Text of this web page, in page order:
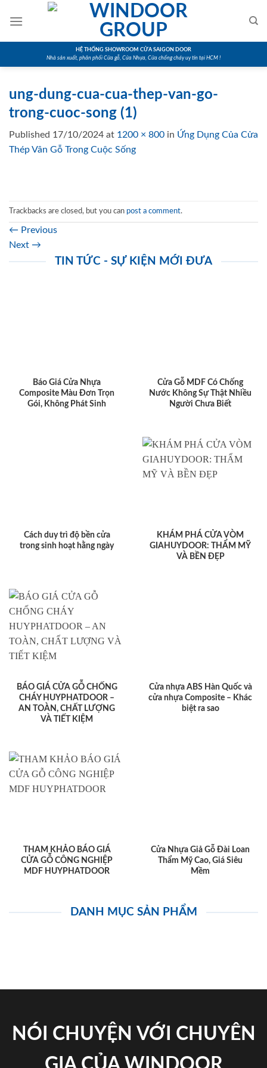
HỆ THỐNG SHOWROOM CỬA SAIGON DOOR
Nhà sản xuất, phân phối Cửa gỗ, Cửa Nhựa, Cửa chống cháy uy tín tại HCM !
ung-dung-cua-cua-thep-van-go-
trong-cuoc-song (1)
Published 17/10/2024 at 1200 × 800 in Ứng Dụng Của Cửa
Thép Vân Gỗ Trong Cuộc Sống
Trackbacks are closed, but you can post a comment.
← Previous
Next →
TIN TỨC - SỰ KIỆN MỚI ĐƯA
Báo Giá Cửa Nhựa
Composite Màu Đơn Trọn
Gói, Không Phát Sinh
Cửa Gỗ MDF Có Chống
Nước Không Sự Thật Nhiều
Người Chưa Biết
Cách duy trì độ bền cửa
trong sinh hoạt hằng ngày
KHÁM PHÁ CỬA VÒM
GIAHUYDOOR: THẨM MỸ
VÀ BỀN ĐẸP
BÁO GIÁ CỬA GỖ CHỐNG
CHÁY HUYPHATDOOR –
AN TOÀN, CHẤT LƯỢNG
VÀ TIẾT KIỆM
Cửa nhựa ABS Hàn Quốc và
cửa nhựa Composite – Khác
biệt ra sao
THAM KHẢO BÁO GIÁ
CỬA GỖ CÔNG NGHIỆP
MDF HUYPHATDOOR
Cửa Nhựa Giả Gỗ Đài Loan
Thẩm Mỹ Cao, Giá Siêu
Mềm
DANH MỤC SẢN PHẨM
NÓI CHUYỆN VỚI CHUYÊN